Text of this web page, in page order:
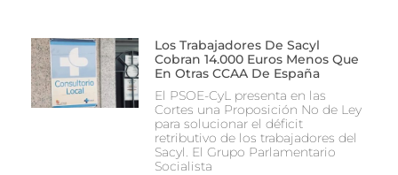
Los Trabajadores De Sacyl
Cobran 14.000 Euros Menos Que
En Otras CCAA De España
El PSOE-CyL presenta en las
Cortes una Proposición No de Ley
para solucionar el déficit
retributivo de los trabajadores del
Sacyl. El Grupo Parlamentario
Socialista